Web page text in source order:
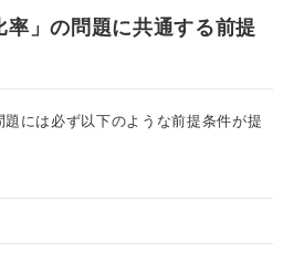
率」の問題に共通する前提
題には必ず以下のような前提条件が提